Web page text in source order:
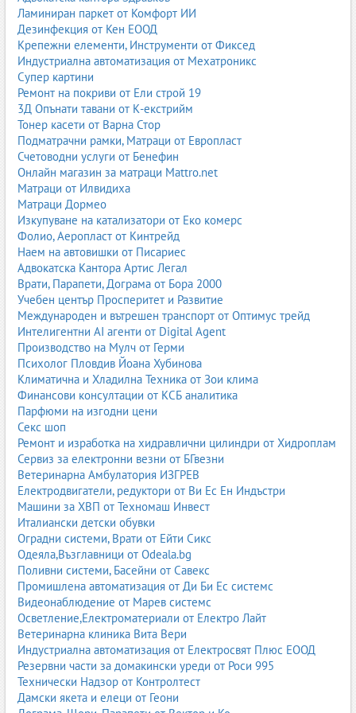
Тази pillar страница има за цел да представи в дълбочина света
на учебниците и учебните помагала – видове, предназначение,
структура, ползи, тенденции, дигитализация, както и ролята на
книжарниците и онлайн платформите. Текстът е насочен към
ученици, родители, учители, директори, образователни
институции и всички, които търсят надеждни партньори и
доставчици на учебни материали в България.
Какво представляват учебниците и учебните помагала?
Учебникът е основен официален учебен ресурс, който следва
държавните образователни стандарти и учебни програми. Той
съдържа систематизирано учебно съдържание, структуриран
материал по теми и уроци, задачи, примери, илюстрации,
схеми и обяснения. Учебниците се одобряват от
Министерството на образованието и науката (МОН) и се
използват в училищата като основен инструмент за
преподаване и учене.
Учебните помагала са допълнителни ресурси, които
разширяват, надграждат или упражняват материала от
учебника. Те могат да бъдат:
сборници със задачи
тестове и примерни изпити
работни тетрадки
атласи и карти
речници и граматики
методически ръководства за учители
помагала за самоподготовка
дигитални платформи и онлайн ресурси
Комбинацията от учебник и подходящи учебни помагала
позволява по-пълноценно усвояване на материала, по-добра
подготовка за контролни, класни, изпити и матури, както и
развитие на самостоятелни умения за учене.
Видове учебници и учебни помагала според
образователното ниво
Учебниците и помагалата могат да се класифицират според
образователното ниво, за което са предназначени. Това помага
на родители, ученици и учители да се ориентират по-лесно в
богатото разнообразие от издания.
Учебници и помагала за предучилищна възраст
Ламиниран паркет от Комфорт ИИ
Дезинфекция от Кен ЕООД
Крепежни елементи, Инструменти от Фиксед
Индустриална автоматизация от Мехатроникс
Супер картини
Ремонт на покриви от Ели строй 19
3Д Опънати тавани от К-екстрийм
Тонер касети от Варна Стор
Подматрачни рамки, Матраци от Европласт
Счетоводни услуги от Бенефин
Онлайн магазин за матраци Mattro.net
Матраци от Илвидиха
Матраци Дормео
Изкупуване на катализатори от Еко комерс
Фолио, Аеропласт от Кинтрейд
Наем на автовишки от Писариес
Адвокатска Кантора Артис Легал
Врати, Парапети, Дограма от Бора 2000
Учебен център Просперитет и Развитие
Международен и вътрешен транспорт от Оптимус трейд
Интелигентни AI агенти от Digital Agent
Производство на Мулч от Герми
Психолог Пловдив Йоана Хубинова
Климатична и Хладилна Техника от Зои клима
Финансови консултации от КСБ аналитика
Парфюми на изгодни цени
Секс шоп
Ремонт и изработка на хидравлични цилиндри от Хидроплам
Сервиз за електронни везни от БГвезни
Ветеринарна Амбулатория ИЗГРЕВ
Електродвигатели, редуктори от Ви Ес Ен Индъстри
Машини за ХВП от Техномаш Инвест
Италиански детски обувки
Оградни системи, Врати от Ейти Сикс
Одеяла,Възглавници от Odeala.bg
Поливни системи, Басейни от Савекс
Промишлена автоматизация от Ди Би Ес системс
Видеонаблюдение от Марев системс
Осветление,Електроматериали от Електро Лайт
Ветеринарна клиника Вита Вери
Индустриална автоматизация от Електросвят Плюс ЕООД
Резервни части за домакински уреди от Роси 995
Технически Надзор от Контролтест
Дамски якета и елеци от Геони